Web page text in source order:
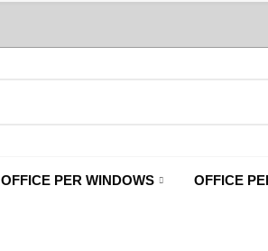
OFFICE PER WINDOWS OFFICE